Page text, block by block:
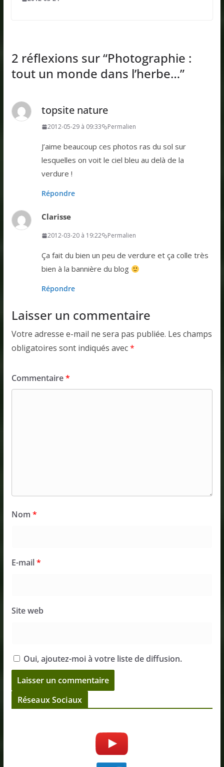
2 réflexions sur “Photographie :
tout un monde dans l’herbe…”
topsite nature
2012-05-29 à 09:33 Permalien
J’aime beaucoup ces photos ras du sol sur
lesquelles on voit le ciel bleu au delà de la
verdure !
Répondre
Clarisse
2012-03-20 à 19:22 Permalien
Ça fait du bien un peu de verdure et ça colle très
bien à la bannière du blog
Répondre
Laisser un commentaire
Votre adresse e-mail ne sera pas publiée. Les champs
obligatoires sont indiqués avec*
Commentaire*
Nom *
E-mail*
Site web
Oui, ajoutez-moi à votre liste de diffusion.
Réseaux Sociaux